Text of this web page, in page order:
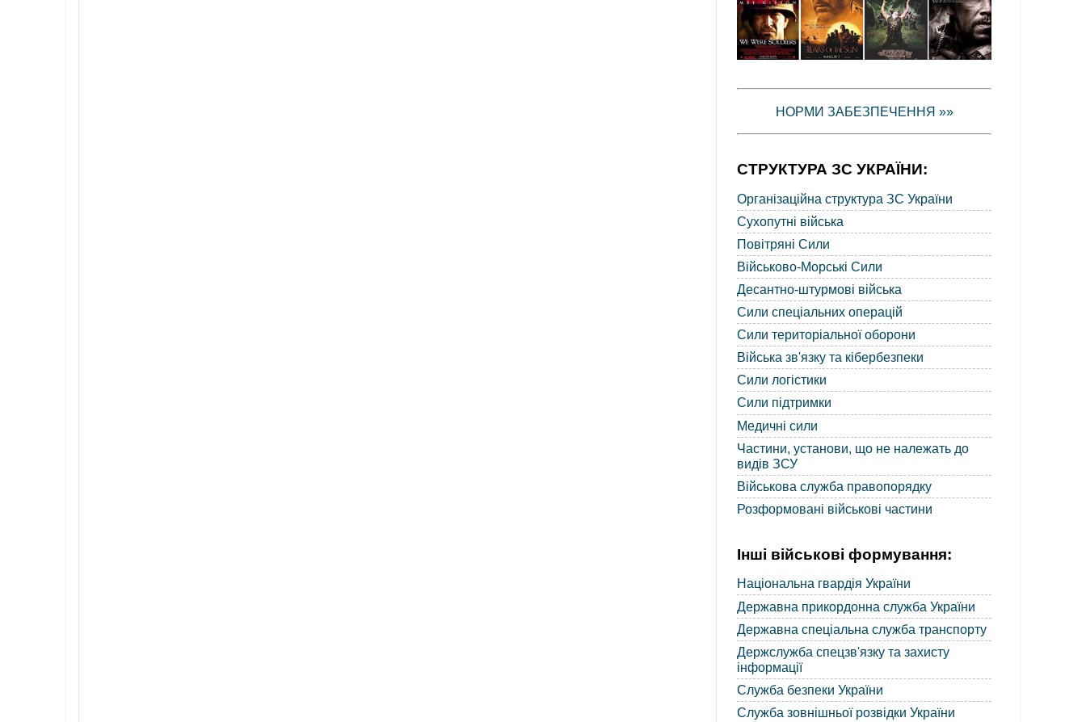
НОРМИ ЗАБЕЗПЕЧЕННЯ »»
СТРУКТУРА ЗС УКРАЇНИ:
Організаційна структура ЗС України
Сухопутні війська
Повітряні Сили
Військово-Морські Сили
Десантно-штурмові війська
Сили спеціальних операцій
Сили територіальної оборони
Війська зв'язку та кібербезпеки
Сили логістики
Сили підтримки
Медичні сили
Частини, установи, що не належать до
видів ЗСУ
Військова служба правопорядку
Розформовані військові частини
Інші військові формування:
Національна гвардія України
Державна прикордонна служба України
Державна спеціальна служба транспорту
Держслужба спецзв'язку та захисту
інформації
Служба безпеки України
Служба зовнішньої розвідки України